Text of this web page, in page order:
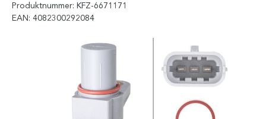
Produktnummer: KFZ-6671171
EAN: 4082300292084